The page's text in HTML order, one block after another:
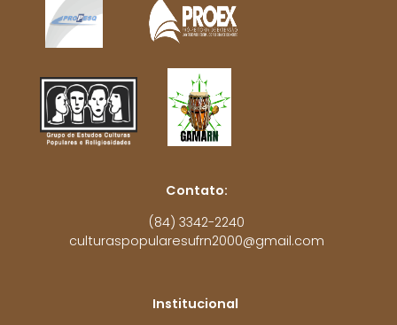
Contato:
(84) 3342-2240
culturaspopularesufrn2000@gmail.com
Institucional